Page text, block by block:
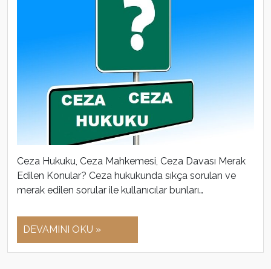
Ceza Hukuku, Ceza Mahkemesi, Ceza Davası Merak
Edilen Konular? Ceza hukukunda sıkça sorulan ve
merak edilen sorular ile kullanıcılar bunları…
DEVAMINI OKU »